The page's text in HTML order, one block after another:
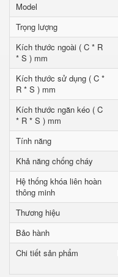
Model
Trọng lượng
Kích thước ngoài ( C * R
* S ) mm
Kích thước sử dụng ( C *
R * S ) mm
Kích thước ngăn kéo ( C
* R * S ) mm
Tính năng
Khả năng chống cháy
Hệ thống khóa liên hoàn
thông minh
Thương hiệu
Bảo hành
Chi tiết sản phẩm